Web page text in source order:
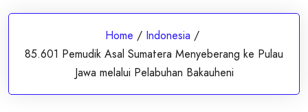
Home / Indonesia /
85.601 Pemudik Asal Sumatera Menyeberang ke Pulau
Jawa melalui Pelabuhan Bakauheni